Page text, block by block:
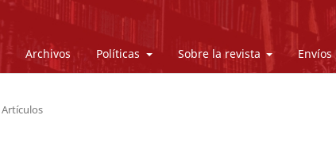
Archivos Políticas Sobre la revista Envíos
Artículos